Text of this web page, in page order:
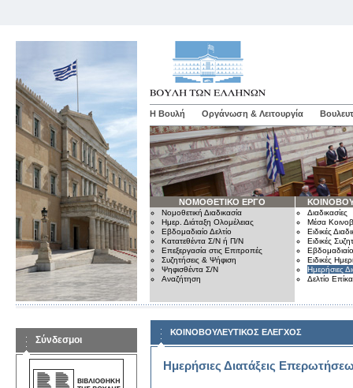
Η Βουλή Οργάνωση & Λειτουργία
ΝΟΜΟΘΕΤΙΚΟ ΕΡΓΟ
Νομοθετική Διαδικασία
Ημερ. Διάταξη Ολομέλειας
Εβδομαδιαίο Δελτίο
Κατατεθέντα Σ/Ν ή Π/Ν
Επεξεργασία στις Επιτροπές
Συζητήσεις & Ψήφιση
Ψηφισθέντα Σ/Ν
Αναζήτηση
Διαδικασίες
Μέσα
Ειδικές
Ειδικές
Εβδομαδιαίο
Ειδικές
Ημερήσιες
Δελτίο
Σύνδεσμοι
ΚΟΙΝΟΒΟΥΛΕΥΤΙΚΟΣ ΕΛΕΓΧΟΣ
Ημερήσιες Διατάξεις